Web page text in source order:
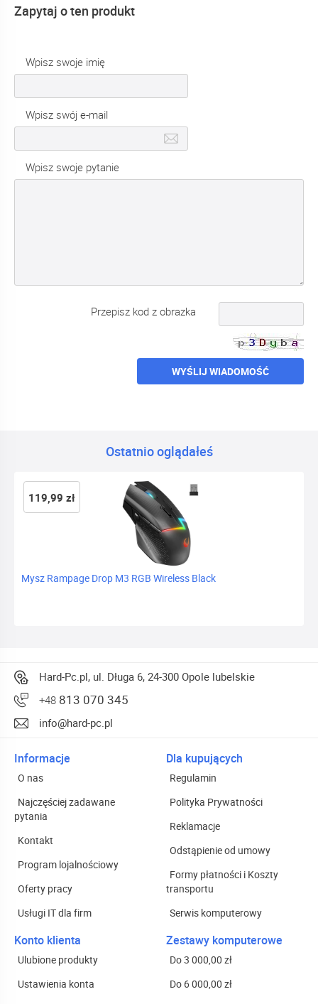
Zapytaj o ten produkt
Wpisz swoje imię
Wpisz swój e-mail
Wpisz swoje pytanie
Przepisz kod z obrazka
WYŚLIJ WIADOMOŚĆ
Ostatnio oglądałeś
Mysz Rampage Drop M3 RGB Wireless Black
119,99 zł
Hard-Pc.pl, ul. Długa 6, 24-300 Opole lubelskie
+48 813 070 345
info@hard-pc.pl
Informacje
O nas
Najczęściej zadawane
pytania
Kontakt
Program lojalnościowy
Oferty pracy
Usługi IT dla firm
Dla kupujących
Regulamin
Polityka Prywatności
Reklamacje
Odstąpienie od umowy
Formy płatności i Koszty
transportu
Serwis komputerowy
Konto klienta
Ulubione produkty
Ustawienia konta
Zestawy komputerowe
Do 3 000,00 zł
Do 6 000,00 zł